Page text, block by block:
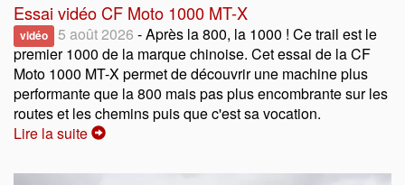
Essai vidéo CF Moto 1000 MT-X
vidéo 5 août 2026 - Après la 800, la 1000 ! Ce trail est le
premier 1000 de la marque chinoise. Cet essai de la CF
Moto 1000 MT-X permet de découvrir une machine plus
performante que la 800 mais pas plus encombrante sur les
routes et les chemins puis que c'est sa vocation.
Lire la suite